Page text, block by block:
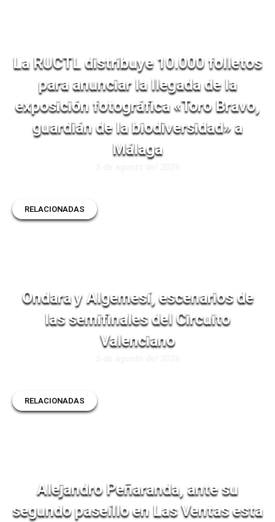
La RUCTL distribuye 10.000 folletos
para anunciar la llegada de la
exposición fotográfica «Toro Bravo,
guardián de la biodiversidad» a
Málaga
RELACIONADAS
Ondara y Algemesí, escenarios de
las semifinales del Circuito
Valenciano
RELACIONADAS
Alejandro Peñaranda, ante su
segundo paseíllo en Las Ventas esta